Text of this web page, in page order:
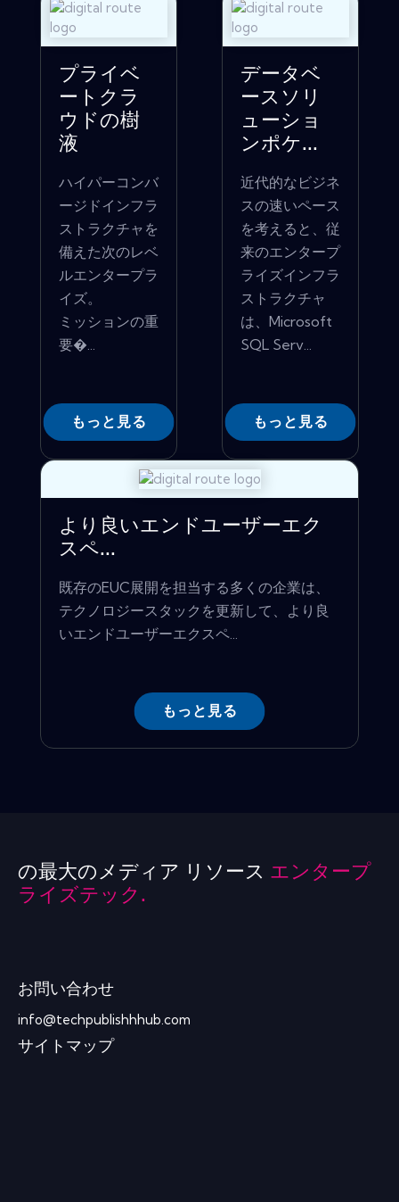
プライベ
ートクラ
ウドの樹
液
ハイパーコンバ
ージドインフラ
ストラクチャを
備えた次のレベ
ルエンタープラ
イズ。
ミッションの重
要�...
もっと見る
データベ
ースソリ
ューショ
ンポケ...
近代的なビジネ
スの速いペース
を考えると、従
来のエンタープ
ライズインフラ
ストラクチャ
は、Microsoft
SQL Serv...
もっと見る
より良いエンドユーザーエク
スペ...
既存のEUC展開を担当する多くの企業は、
テクノロジースタックを更新して、より良
いエンドユーザーエクスペ...
もっと見る
の最大のメディア リソース エンタープ
ライズテック.
お問い合わせ
info@techpublishhhub.com
サイトマップ